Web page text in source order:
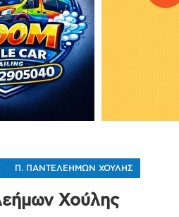
Π. ΠΑΝΤΕΛΕΗΜΩΝ ΧΟΥΛΗΣ
Χούλης